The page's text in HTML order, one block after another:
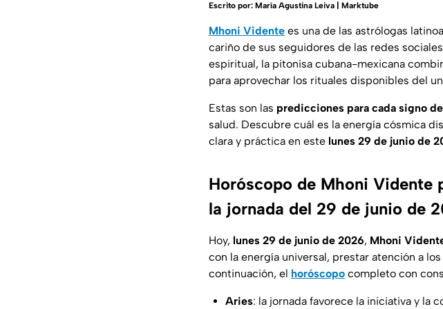
Escrito por: María Agustina Leiva | Marktube
Mhoni Vidente es una de las astrólogas
cariño de sus seguidores de las redes
espiritual, la pitonisa cubana-mexicana
para aprovechar los rituales disponibles del
Estas son las predicciones para cada signo
salud. Descubre cuál es la energía cósmica
clara y práctica en este lunes 29 de junio de
Horóscopo de Mhoni Vidente
la jornada del 29 de junio de
Hoy, lunes 29 de junio de 2026, Mhoni
con la energía universal, prestar atención a
continuación, el horóscopo completo con
Aries: la jornada favorece la iniciativa y la